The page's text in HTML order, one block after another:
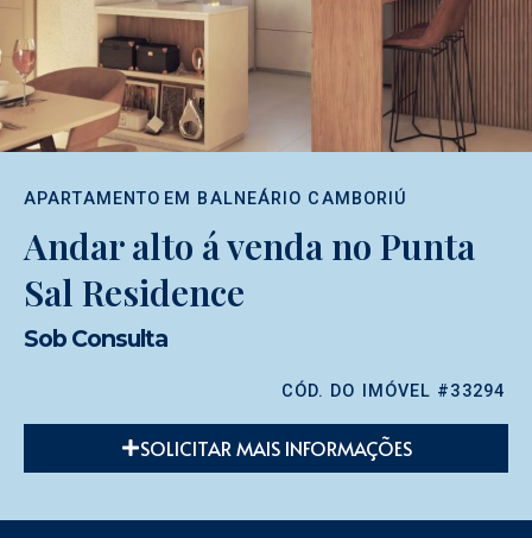
APARTAMENTO EM BALNEÁRIO CAMBORIÚ
Andar alto á venda no Punta
Sal Residence
Sob Consulta
CÓD. DO IMÓVEL #33294
SOLICITAR MAIS INFORMAÇÕES